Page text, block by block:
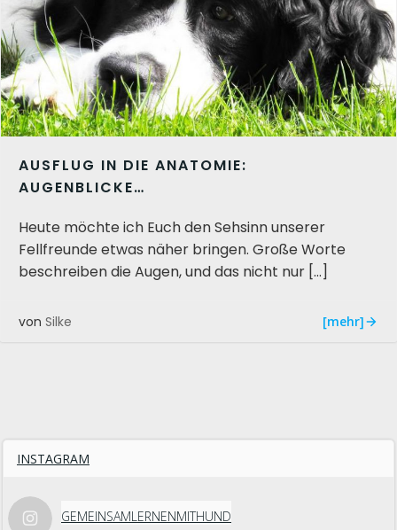
AUSFLUG IN DIE ANATOMIE:
AUGENBLICKE…
Heute möchte ich Euch den Sehsinn unserer
Fellfreunde etwas näher bringen. Große Worte
beschreiben die Augen, und das nicht nur […]
von Silke [mehr]
INSTAGRAM
GEMEINSAMLERNENMITHUND